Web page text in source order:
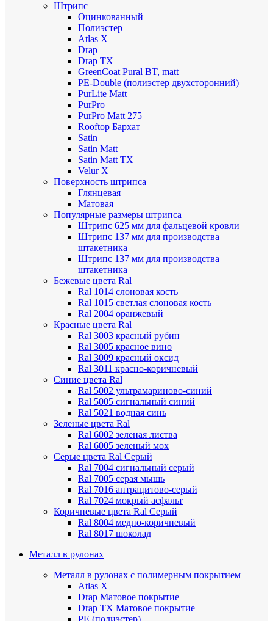
Штрипс
Оцинкованный
Полиэстер
Atlas X
Drap
Drap TX
GreenCoat Pural BT, matt
PE-Double (полиэстер двухсторонний)
PurLite Мatt
PurPro
PurPro Matt 275
Rooftop Бархат
Satin
Satin Мatt
Satin Matt TX
Velur X
Поверхность штрипса
Глянцевая
Матовая
Популярные размеры штрипса
Штрипс 625 мм для фальцевой кровли
Штрипс 137 мм для производства
штакетника
Штрипс 137 мм для производства
штакетника
Бежевые цвета Ral
Ral 1014 слоновая кость
Ral 1015 светлая слоновая кость
Ral 2004 оранжевый
Красные цвета Ral
Ral 3003 красный рубин
Ral 3005 красное вино
Ral 3009 красный оксид
Ral 3011 красно-коричневый
Синие цвета Ral
Ral 5002 ультрамариново-синий
Ral 5005 сигнальный синий
Ral 5021 водная синь
Зеленые цвета Ral
Ral 6002 зеленая листва
Ral 6005 зеленый мох
Серые цвета Ral Серый
Ral 7004 сигнальный серый
Ral 7005 серая мышь
Ral 7016 антрацитово-серый
Ral 7024 мокрый асфальт
Коричневые цвета Ral Серый
Ral 8004 медно-коричневый
Ral 8017 шоколад
Металл в рулонах
Металл в рулонах с полимерным покрытием
Atlas X
Drap Матовое покрытие
Drap TX Матовое покрытие
PE (полиэстер)